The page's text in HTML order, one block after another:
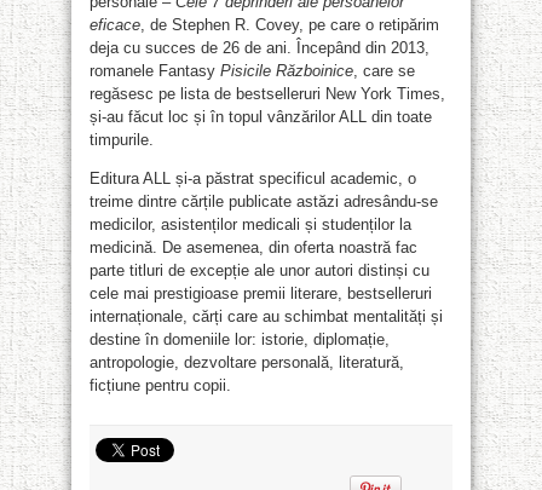
eficace, de Stephen R. Covey, pe care o retipărim
deja cu succes de 26 de ani. Începând din 2013,
romanele Fantasy Pisicile Războinice, care se
regăsesc pe lista de bestselleruri New York Times,
și-au făcut loc și în topul vânzărilor ALL din toate
timpurile.
Editura ALL și-a păstrat specificul academic, o
treime dintre cărțile publicate astăzi adresându-se
medicilor, asistenților medicali și studenților la
medicină. De asemenea, din oferta noastră fac
parte titluri de excepție ale unor autori distinși cu
cele mai prestigioase premii literare, bestselleruri
internaționale, cărți care au schimbat mentalități și
destine în domeniile lor: istorie, diplomație,
antropologie, dezvoltare personală, literatură,
ficțiune pentru copii.